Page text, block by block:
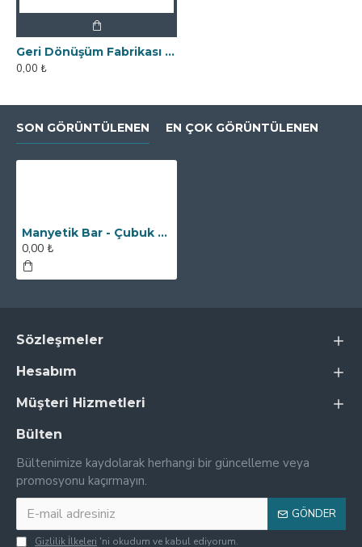
Geri Dönüşüm Fabrikası İçin Kolay Temizlenebilir Neodyum Elek Mıknatıs
0,00 ₺
SON GÖRÜNTÜLENEN EN ÇOK GÖRÜNTÜLENEN
Manyetik Bar - Çubuk Mıknatıs - 32x90 mm - Paslanmaz Saplı
0,00 ₺
Sözleşmeler
Hesabım
Müşteri Hizmetleri
Bülten
Bültenimize kaydolarak herhangi bir güncelleme veya
promosyonu kaçırmayın.
GÖNDER
Gizlilik İlkeleri 'ni okudum ve kabul ediyorum.